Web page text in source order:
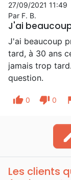
27/09/2021 11:49
Par F. B.
J'ai
J'ai beaucoup
tard, à 30 ans
jamais trop
question.
thumb_up 0 thumb_down 0
Les clients